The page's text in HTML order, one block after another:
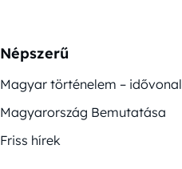
Népszerű
Magyar történelem – idővonal
Magyarország Bemutatása
Friss hírek